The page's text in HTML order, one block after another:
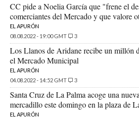
CC pide a Noelia García que "frene el
comerciantes del Mercado y que valore
EL APURÓN
08.08.2022 - 19:00 GMT
3
Los Llanos de Aridane recibe un millón
el Mercado Municipal
EL APURÓN
04.08.2022 - 14:52 GMT
3
Santa Cruz de La Palma acoge una
mercadillo este domingo en la plaza de
EL APURÓN